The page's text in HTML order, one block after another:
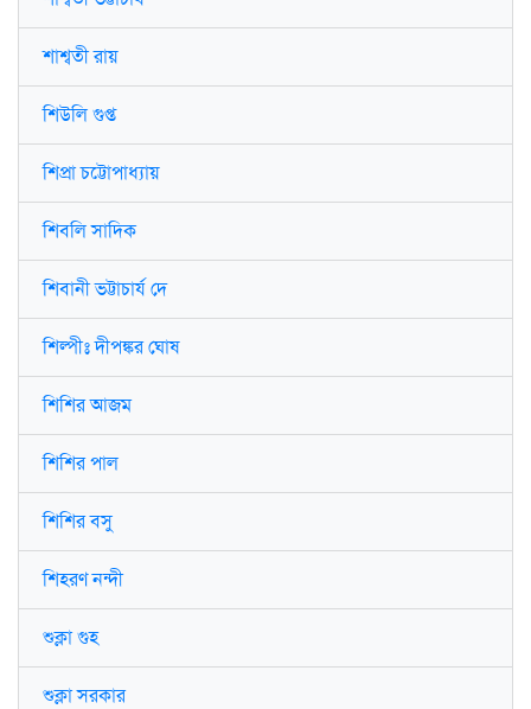
শাশ্বতী রায়
শিউলি গুপ্ত
শিপ্রা চট্টোপাধ্যায়
শিবলি সাদিক
শিবানী ভট্টাচার্য দে
শিল্পীঃ দীপঙ্কর ঘোষ
শিশির আজম
শিশির পাল
শিশির বসু
শিহরণ নন্দী
শুক্লা গুহ
শুক্লা সরকার